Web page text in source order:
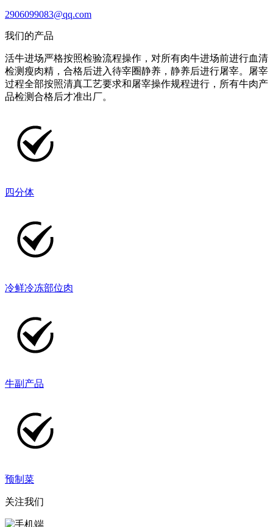
2906099083@qq.com
我们的产品
活牛进场严格按照检验流程操作，对所有肉牛进场前进行血清
检测瘦肉精，合格后进入待宰圈静养，静养后进行屠宰。屠宰
过程全部按照清真工艺要求和屠宰操作规程进行，所有牛肉产
品检测合格后才准出厂。
四分体
冷鲜冷冻部位肉
牛副产品
预制菜
关注我们